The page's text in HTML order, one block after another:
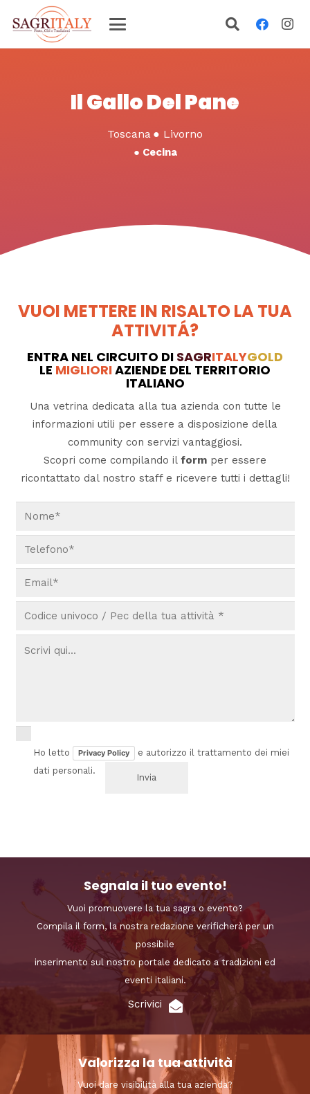
Il Gallo Del Pane
Toscana ● Livorno
● Cecina
VUOI METTERE IN RISALTO LA TUA
ATTIVITÁ?
ENTRA NEL CIRCUITO DI SAGRITALYGOLD
LE MIGLIORIAZIENDE DEL TERRITORIO
ITALIANO
Una vetrina dedicata alla tua azienda con tutte le
informazioni utili per essere a disposizione della
community con servizi vantaggiosi.
Scopri come compilando il form per essere
ricontattato dal nostro staff e ricevere tutti i dettagli!
Ho letto Privacy Policy
e autorizzo il trattamento dei miei
dati personali.
Segnala il tuo evento!
Vuoi promuovere la tua sagra o evento?
Compila il form, la nostra redazione verificherà per un
possibile
inserimento sul nostro portale dedicato a tradizioni ed
eventi italiani.
Scrivici
Valorizza la tua attività
Vuoi dare visibilità alla tua azienda?